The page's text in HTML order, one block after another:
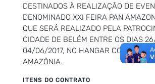
DESTINADOS À REALIZAÇÃO DE
DENOMINADO XXI FEIRA PAN
QUE SERÁ REALIZADO PELA
CIDADE DE BELÉM ENTRE OS DIAS
04/06/2017, NO HANGAR
AMAZÔNIA.
ITENS DO CONTRATO